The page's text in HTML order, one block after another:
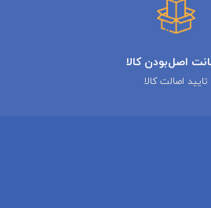
اصل‌بودن کالا
تایید اصالت کالا